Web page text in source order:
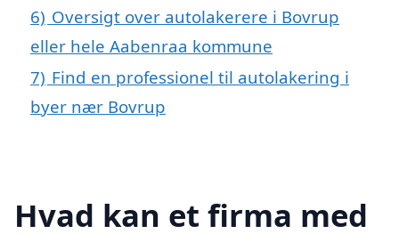
6) Oversigt over autolakerere i Bovrup
eller hele Aabenraa kommune
7) Find en professionel til autolakering i
byer nær Bovrup
Hvad kan et firma med